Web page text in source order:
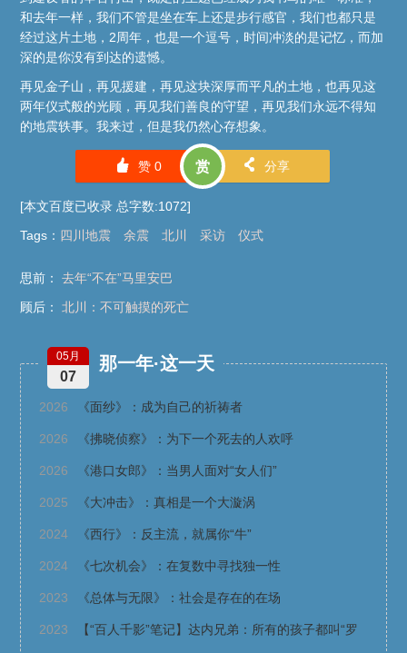
和去年一样，我们不管是坐在车上还是步行感官，我们也都只是
经过这片土地，2周年，也是一个逗号，时间冲淡的是记忆，而加
深的是你没有到达的遗憾。
再见金子山，再见援建，再见这块深厚而平凡的土地，也再见这
两年仪式般的光顾，再见我们善良的守望，再见我们永远不得知
的地震轶事。我来过，但是我仍然心存想象。
󰄼 赞 0 赏 󰄯 分享
[本文百度已收录 总字数:1072]
Tags ： 四川地震 余震 北川 采访 仪式
思前：
去年“不在”马里安巴
顾后：
北川：不可触摸的死亡
那一年·这一天
05月
07
2026 《面纱》：成为自己的祈祷者
2026 《拂晓侦察》：为下一个死去的人欢呼
2026 《港口女郎》：当男人面对“女人们”
2025 《大冲击》：真相是一个大漩涡
2024 《西行》：反主流，就属你“牛”
2024 《七次机会》：在复数中寻找独一性
2023 《总体与无限》：社会是存在的在场
2023 【“百人千影”笔记】达内兄弟：所有的孩子都叫“罗